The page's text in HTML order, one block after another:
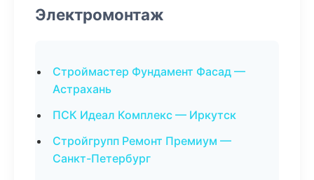
Электромонтаж
Строймастер Фундамент Фасад —
Астрахань
ПСК Идеал Комплекс — Иркутск
Стройгрупп Ремонт Премиум —
Санкт-Петербург